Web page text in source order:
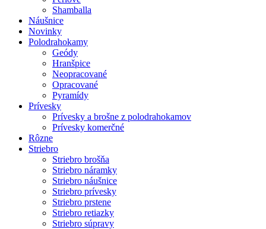
Shamballa
Náušnice
Novinky
Polodrahokamy
Geódy
Hranšpice
Neopracované
Opracované
Pyramídy
Prívesky
Prívesky a brošne z polodrahokamov
Prívesky komerčné
Rôzne
Striebro
Striebro brošňa
Striebro náramky
Striebro náušnice
Striebro prívesky
Striebro prstene
Striebro retiazky
Striebro súpravy